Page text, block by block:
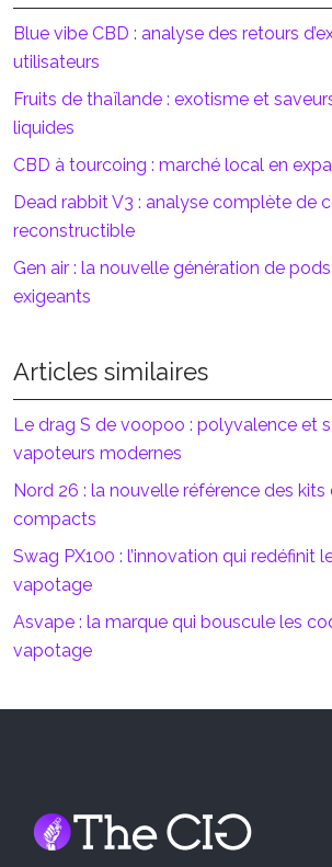
Blue vibe CBD : analyse des retours
utilisateurs
Fruits de thaïlande : exotisme et
liquides
CBD à tourcoing : marché local en
Dead rabbit V3 : analyse complète de
reconstructible
Gen air : la nouvelle génération de
exigeants
Articles similaires
Le drag S de voopoo : polyvalence et
vapoteurs modernes
Nord 26 : la nouvelle référence des
compacts
Swag PX100 : l’innovation qui redéfinit
vapotage
Asvape : la marque qui bouscule les
vapotage